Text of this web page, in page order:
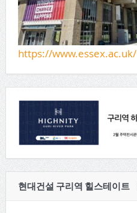
https://www.essex.ac.uk/
현대건설 구리역 힐스테이트